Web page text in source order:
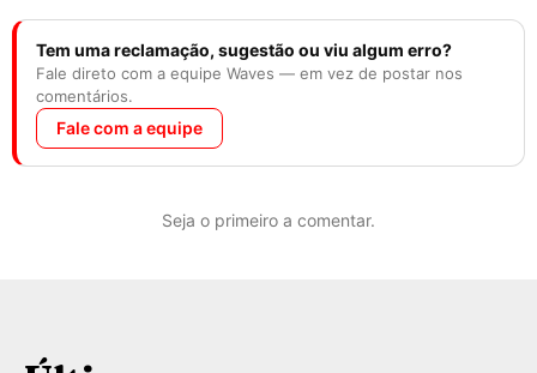
Tem uma reclamação, sugestão ou viu algum erro?
Fale direto com a equipe Waves — em vez de postar nos
comentários.
Fale com a equipe
Seja o primeiro a comentar.